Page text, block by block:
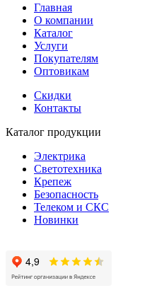
Главная
О компании
Каталог
Услуги
Покупателям
Оптовикам
Скидки
Контакты
Каталог продукции
Электрика
Светотехника
Крепеж
Безопасность
Телеком и СКС
Новинки